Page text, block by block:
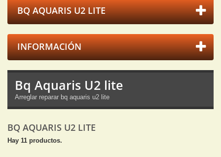
BQ AQUARIS U2 LITE
INFORMACIÓN
Bq Aquaris U2 lite
Arreglar reparar bq aquaris u2 lite
BQ AQUARIS U2 LITE
Hay 11 productos.